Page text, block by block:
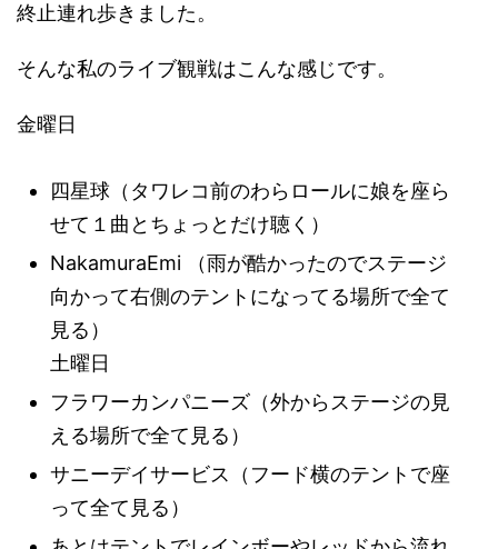
終止連れ歩きました。
そんな私のライブ観戦はこんな感じです。
金曜日
四星球（タワレコ前のわらロールに娘を座ら
せて１曲とちょっとだけ聴く）
NakamuraEmi （雨が酷かったのでステージ
向かって右側のテントになってる場所で全て
見る）
土曜日
フラワーカンパニーズ（外からステージの見
える場所で全て見る）
サニーデイサービス（フード横のテントで座
って全て見る）